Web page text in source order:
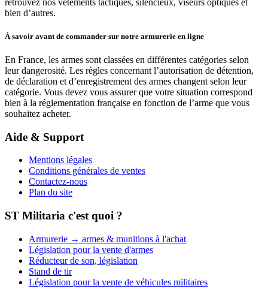
bien d’autres.
À savoir avant de commander sur notre armurerie en ligne
En France, les armes sont classées en différentes catégories selon
leur dangerosité. Les règles concernant l’autorisation de détention,
de déclaration et d’enregistrement des armes changent selon leur
catégorie. Vous devez vous assurer que votre situation correspond
bien à la réglementation française en fonction de l’arme que vous
souhaitez acheter.
Aide & Support
Mentions légales
Conditions générales de ventes
Contactez-nous
Plan du site
ST Militaria c'est quoi ?
Armurerie → armes & munitions à l'achat
Législation pour la vente d'armes
Réducteur de son, législation
Stand de tir
Législation pour la vente de véhicules militaires